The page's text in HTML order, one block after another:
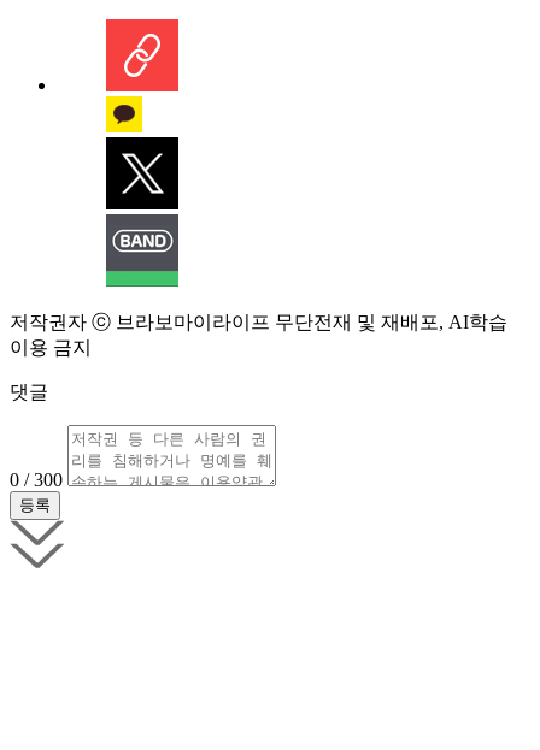
저작권자 ⓒ 브라보마이라이프 무단전재 및 재배포, AI학습
이용 금지
댓글
0 / 300